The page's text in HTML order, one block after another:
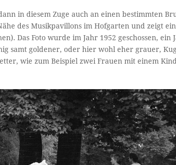
in diesem Zuge auch an einen bestimmten
des Musikpavillons im Hofgarten und zeigt
Das Foto wurde im Jahr 1952 geschossen,
samt goldener, oder hier wohl eher grauer,
wie zum Beispiel zwei Frauen mit einem